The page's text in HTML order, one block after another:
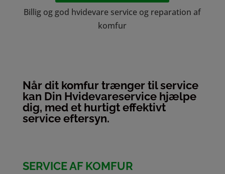
Billig og god hvidevare service og reparation af
komfur
Når dit komfur trænger til service
kan Din Hvidevareservice hjælpe
dig, med et hurtigt effektivt
service eftersyn.
SERVICE AF KOMFUR